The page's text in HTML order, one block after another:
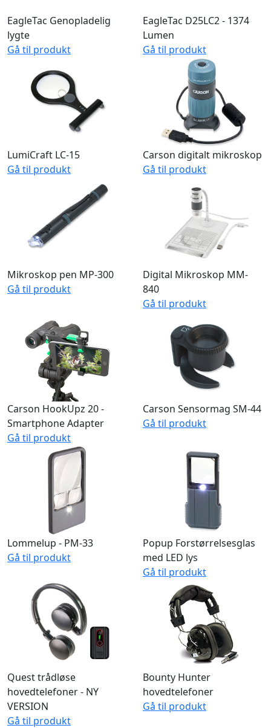
EagleTac Genopladelig
lygte
Gå til produkt
EagleTac D25LC2 - 1374
Lumen
Gå til produkt
LumiCraft LC-15
Gå til produkt
Carson digitalt mikroskop
Gå til produkt
Mikroskop pen MP-300
Gå til produkt
Digital Mikroskop MM-
840
Gå til produkt
Carson HookUpz 20 -
Smartphone Adapter
Gå til produkt
Carson Sensormag SM-44
Gå til produkt
Lommelup - PM-33
Gå til produkt
Popup Forstørrelsesglas
med LED lys
Gå til produkt
Quest trådløse
hovedtelefoner - NY
VERSION
Gå til produkt
Bounty Hunter
hovedtelefoner
Gå til produkt